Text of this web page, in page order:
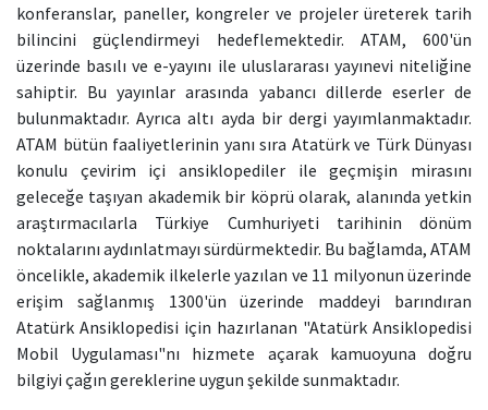
konferanslar, paneller, kongreler ve projeler üreterek tarih
bilincini güçlendirmeyi hedeflemektedir. ATAM, 600'ün
üzerinde basılı ve e-yayını ile uluslararası yayınevi niteliğine
sahiptir. Bu yayınlar arasında yabancı dillerde eserler de
bulunmaktadır. Ayrıca altı ayda bir dergi yayımlanmaktadır.
ATAM bütün faaliyetlerinin yanı sıra Atatürk ve Türk Dünyası
konulu çevirim içi ansiklopediler ile geçmişin mirasını
geleceğe taşıyan akademik bir köprü olarak, alanında yetkin
araştırmacılarla Türkiye Cumhuriyeti tarihinin dönüm
noktalarını aydınlatmayı sürdürmektedir. Bu bağlamda, ATAM
öncelikle, akademik ilkelerle yazılan ve 11 milyonun üzerinde
erişim sağlanmış 1300'ün üzerinde maddeyi barındıran
Atatürk Ansiklopedisi için hazırlanan "Atatürk Ansiklopedisi
Mobil Uygulaması"nı hizmete açarak kamuoyuna doğru
bilgiyi çağın gereklerine uygun şekilde sunmaktadır.